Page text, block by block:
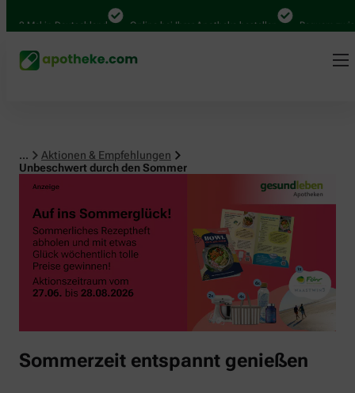
Mal in Deutschland Online bei Ihrer Apotheke bestellen Bequem
...
Aktionen & Empfehlungen
Unbeschwert durch den Sommer
Sommerzeit entspannt genießen